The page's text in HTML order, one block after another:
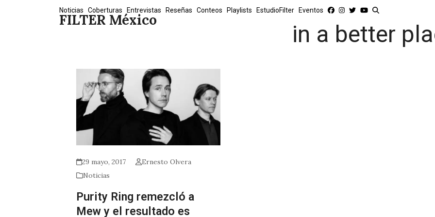
FILTER México
Noticias Coberturas Entrevistas Reseñas Conteos Playlists EstudioFilter Eventos
in a better
29 mayo, 2017
Ernesto Olvera
Noticias
Purity Ring remezcló a
Mew y el resultado es